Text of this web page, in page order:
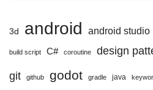
3d android android studio
build script C# coroutine design
git github godot gradle java